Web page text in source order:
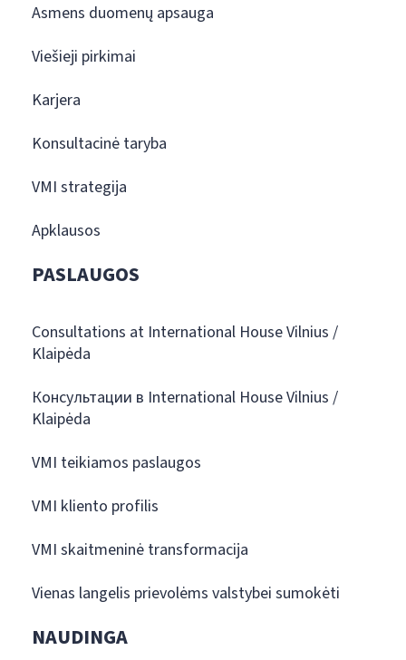
Asmens duomenų apsauga
Viešieji pirkimai
Karjera
Konsultacinė taryba
VMI strategija
Apklausos
PASLAUGOS
Consultations at International House Vilnius /
Klaipėda
Консультации в International House Vilnius /
Klaipėda
VMI teikiamos paslaugos
VMI kliento profilis
VMI skaitmeninė transformacija
Vienas langelis prievolėms valstybei sumokėti
NAUDINGA